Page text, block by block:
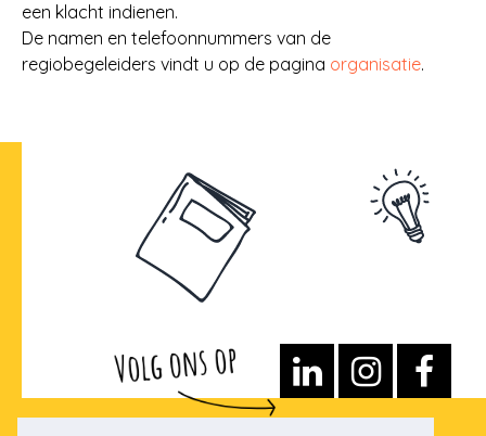
een klacht indienen.
De namen en telefoonnummers van de
regiobegeleiders vindt u op de pagina organisatie.